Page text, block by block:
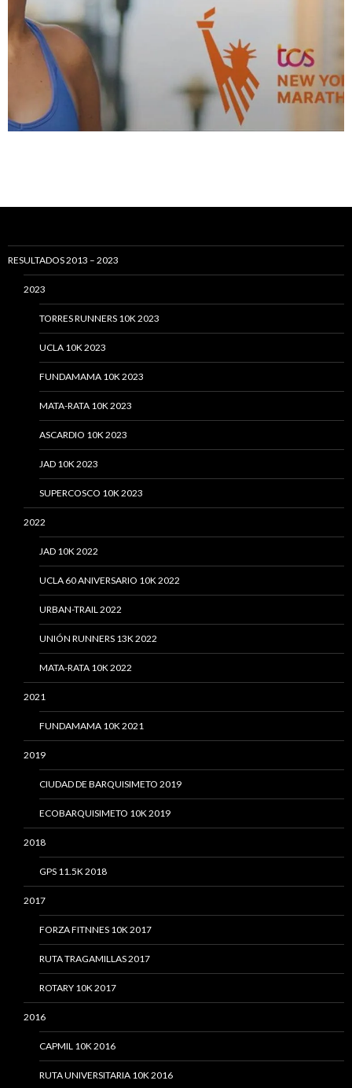
RESULTADOS 2013 – 2023
2023
TORRES RUNNERS 10K 2023
UCLA 10K 2023
FUNDAMAMA 10K 2023
MATA-RATA 10K 2023
ASCARDIO 10K 2023
JAD 10K 2023
SUPERCOSCO 10K 2023
2022
JAD 10K 2022
UCLA 60 ANIVERSARIO 10K 2022
URBAN-TRAIL 2022
UNIÓN RUNNERS 13K 2022
MATA-RATA 10K 2022
2021
FUNDAMAMA 10K 2021
2019
CIUDAD DE BARQUISIMETO 2019
ECOBARQUISIMETO 10K 2019
2018
GPS 11.5K 2018
2017
FORZA FITNNES 10K 2017
RUTA TRAGAMILLAS 2017
ROTARY 10K 2017
2016
CAPMIL 10K 2016
RUTA UNIVERSITARIA 10K 2016